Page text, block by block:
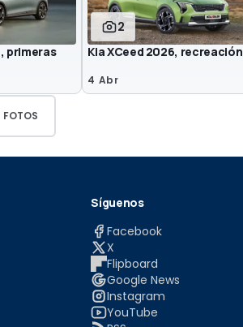
primeras
2
Kia XCeed 2026, recreación
4 Abr
FOTOS
Síguenos
Facebook
X
Flipboard
Google News
Instagram
YouTube